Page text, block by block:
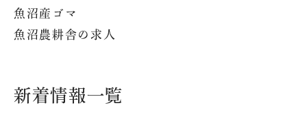
魚沼産ゴマ
魚沼農耕舎の求人
新着情報一覧